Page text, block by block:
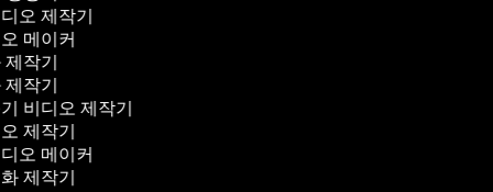
디오 제작기
오 메이커
제작기
제작기
기 비디오 제작기
오 제작기
디오 메이커
화 제작기